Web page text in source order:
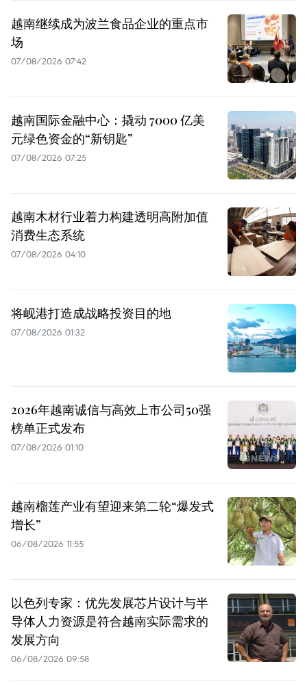
越南继续成为波兰食品企业的重点市
场
07/08/2026 07:42
越南国际金融中心：撬动 7000 亿美
元绿色资金的“新钥匙”
07/08/2026 07:25
越南木材行业着力构建透明高附加值
消费生态系统
07/08/2026 04:10
将岘港打造成战略投资目的地
07/08/2026 01:32
2026年越南诚信与高效上市公司50强
榜单正式发布
07/08/2026 01:10
越南榴莲产业有望迎来第二轮“爆发式
增长”
06/08/2026 11:55
以色列专家：优先发展芯片设计与半
导体人力资源是符合越南实际需求的
发展方向
06/08/2026 09:58